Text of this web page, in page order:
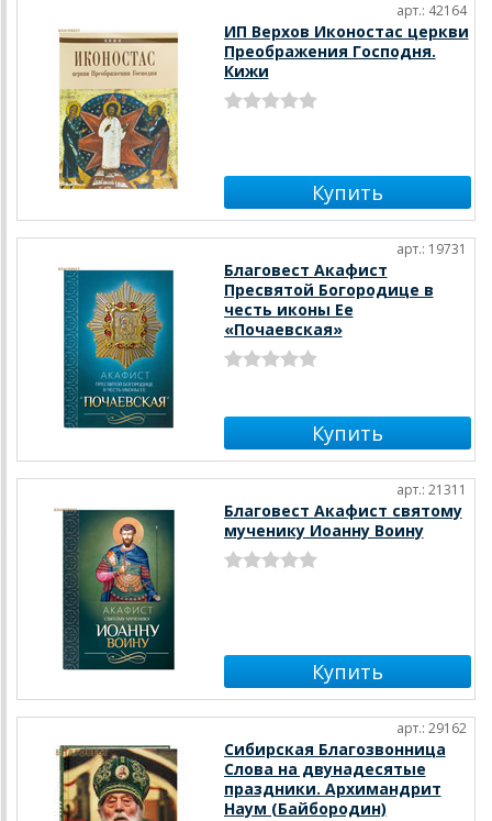
арт.: 42164
ИП Верхов Иконостас церкви
Преображения Господня.
Кижи
арт.: 19731
Благовест Акафист
Пресвятой Богородице в
честь иконы Ее
«Почаевская»
арт.: 21311
Благовест Акафист святому
мученику Иоанну Воину
арт.: 29162
Сибирская Благозвонница
Слова на двунадесятые
праздники. Архимандрит
Наум (Байбородин)